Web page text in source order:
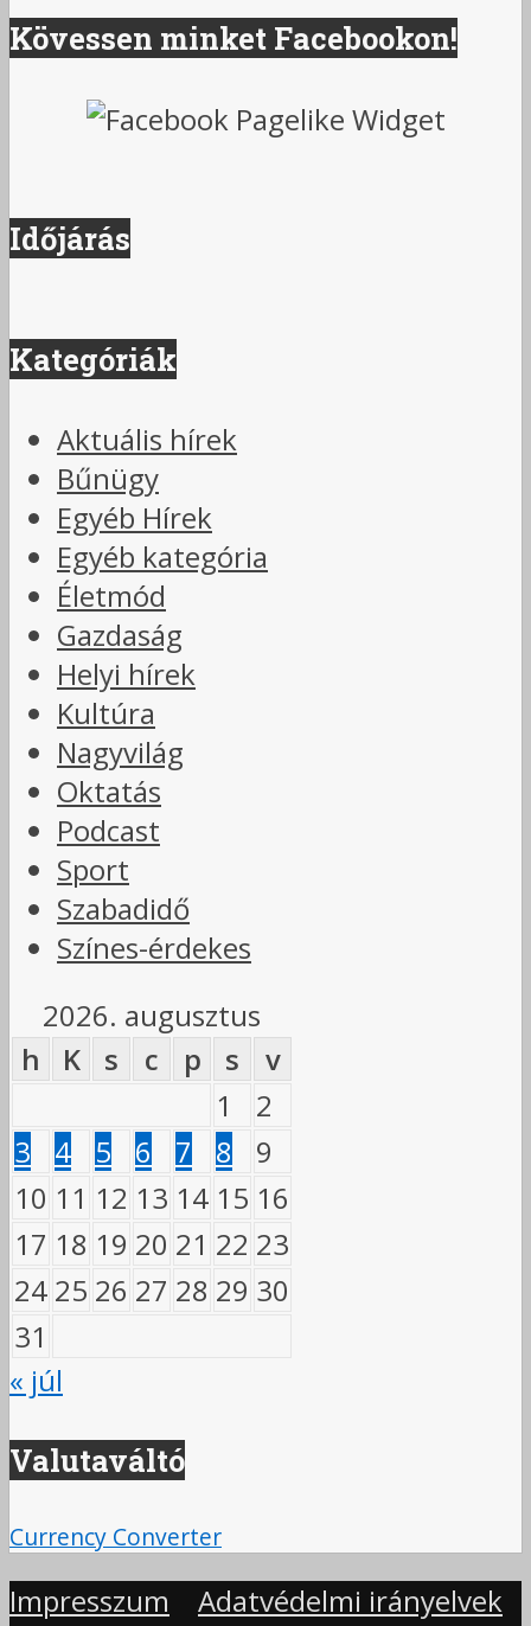
Kövessen minket Facebookon!
Időjárás
Kategóriák
Aktuális hírek
Bűnügy
Egyéb Hírek
Egyéb kategória
Életmód
Gazdaság
Helyi hírek
Kultúra
Nagyvilág
Oktatás
Podcast
Sport
Szabadidő
Színes-érdekes
2026. augusztus
h
K s c p s
v
1
2
3
4 5 6 7 8
9
10 11 12 13 14 15 16
17 18 19 20 21 22 23
24 25 26 27 28 29 30
31
« júl
Valutaváltó
Currency Converter
Impresszum Adatvédelmi irányelvek